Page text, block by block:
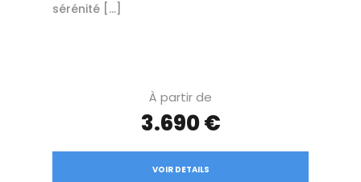
sérénité […]
À partir de
3.690 €
VOIR DETAILS